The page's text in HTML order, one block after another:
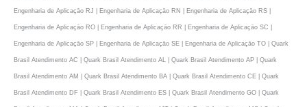
Engenharia de Aplicaçāo RJ | Engenharia de Aplicaçāo RN | Engenharia de Aplicaçāo RS |
Engenharia de Aplicaçāo RO | Engenharia de Aplicaçāo RR | Engenharia de Aplicaçāo SC |
Engenharia de Aplicaçāo SP | Engenharia de Aplicaçāo SE | Engenharia de Aplicaçāo TO | Quark
Brasil Atendimento AC | Quark Brasil Atendimento AL | Quark Brasil Atendimento AP | Quark
Brasil Atendimento AM | Quark Brasil Atendimento BA | Quark Brasil Atendimento CE | Quark
Brasil Atendimento DF | Quark Brasil Atendimento ES | Quark Brasil Atendimento GO | Quark